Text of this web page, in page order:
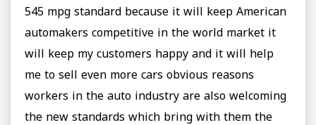
545 mpg standard because it will keep American
automakers competitive in the world market it
will keep my customers happy and it will help
me to sell even more cars obvious reasons
workers in the auto industry are also welcoming
the new standards which bring with them the